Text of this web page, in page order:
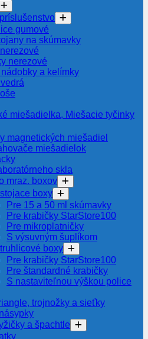
gumové
na skúmavky
nerezové
a kelímky
miešadielka, Miešacie tyčinky
magnetických miešadiel
miešadielok
skla
mraz. boxov
boxy
Pre 15 a 50 ml skúmavky
Pre krabičky StarStore100
Pre mikroplatničky
S výsuvným šuplíkom
boxy
Pre krabičky StarStore100
Pre štandardné krabičky
S nastaviteľnou výškou police
trojnožky a sieťky
a špachtle